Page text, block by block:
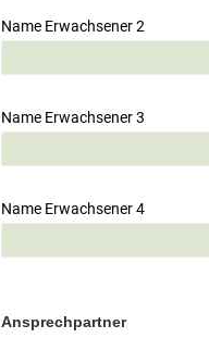
Name Erwachsener 2
Name Erwachsener 3
Name Erwachsener 4
Ansprechpartner